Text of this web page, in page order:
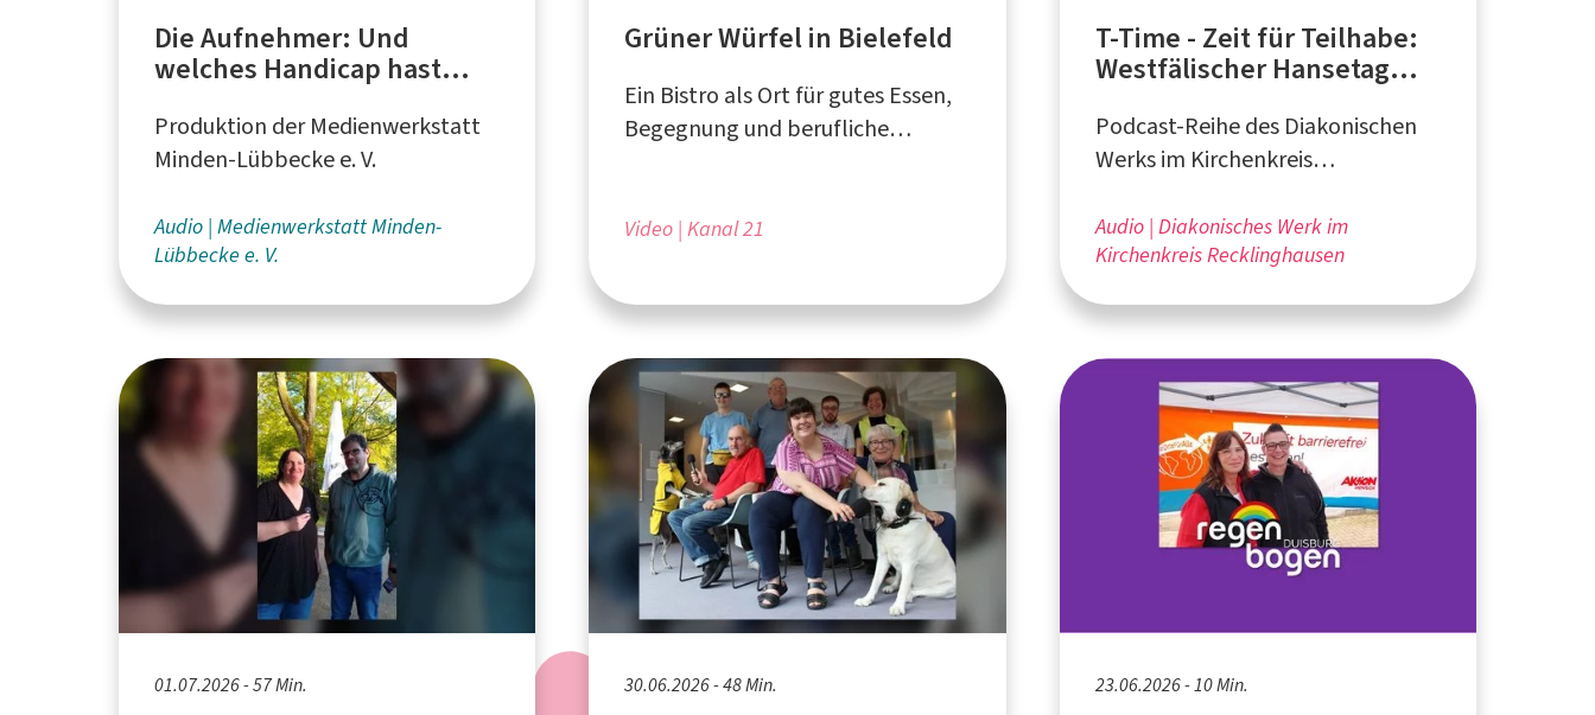
Die Aufnehmer: Und
welches Handicap hast
Produktion der Medienwerkstatt
Minden-Lübbecke e. V.
Audio Medienwerkstatt Minden-
Lübbecke e. V.
Grüner Würfel in Bielefeld
Ein Bistro als Ort für gutes Essen,
Begegnung und berufliche
Video Kanal 21
T-Time - Zeit für Teilhabe:
Westfälischer Hansetag
Herten, RE feiert
Podcast-Reihe des Diakonischen
Werks im Kirchenkreis
Audio Diakonisches Werk im
Kirchenkreis Recklinghausen
01.07.2026 - 57 Min. 30.06.2026 - 48 Min. 23.06.2026 - 10 Min.